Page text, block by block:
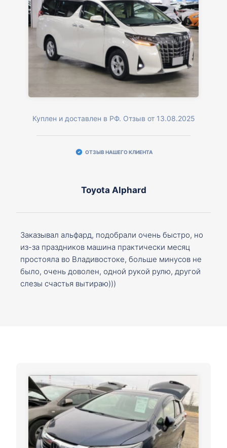
Куплен и доставлен в РФ. Отзыв от 13.08.2025
ОТЗЫВ НАШЕГО КЛИЕНТА
Toyota Alphard
Заказывал альфард, подобрали очень быстро, но
из-за праздников машина практически месяц
простояла во Владивостоке, больше минусов не
было, очень доволен, одной рукой рулю, другой
слезы счастья вытираю)))